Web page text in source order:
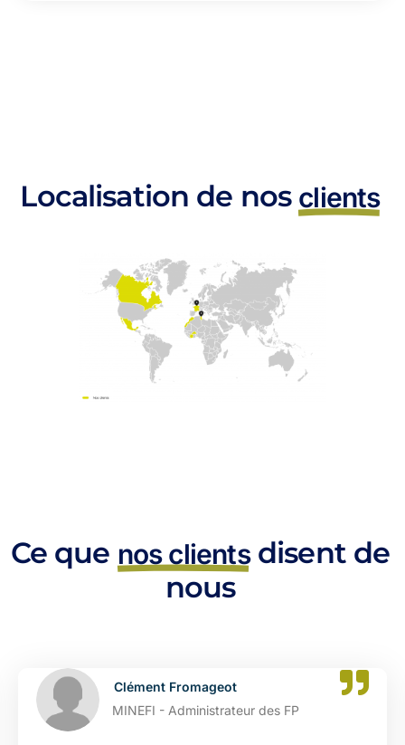
Localisation de nos clients
Ce que nos clientsdisent de
nous
Clément Fromageot
MINEFI - Administrateur des FP